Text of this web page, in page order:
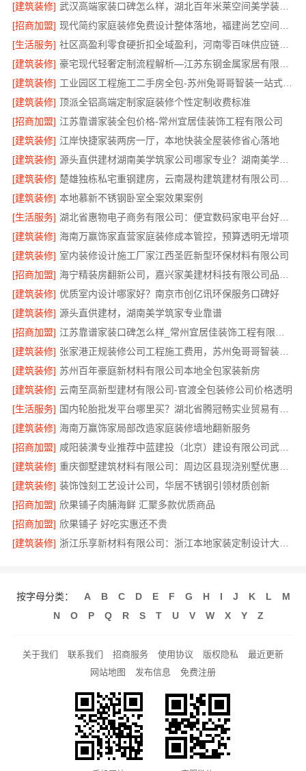
[建筑装修]
武汉高端家装口碑怎么样，湖北百年米莱空间美学装饰材料有限公司
[招商加盟]
[生活服务]
社区高盈利零食硬折扣全域盈利，河南零百味供应链有限公司
[建筑装修]
[建筑装修]
工业园区工程施工二手房全包-苏州兔哥哥智装一站式服务
[建筑装修] 顶派全铝高端定制家庭装修个性定制收费标准
[招商加盟] 江苏靠谱家装全包价格-常州宜居佳装饰工程有限公司
[建筑装修] 江岸快捷家装两房一厅，本地快装全屋装修省心落地
[建筑装修]
源头直供建材湖南美学筑家公司哪家专业？湖南美学筑家建材有限公司
[建筑装修]
[建筑装修] 本地慕新不锈钢卧室全案效果案例
[生活服务]
湖北省惠物电子商务有限公司：便宜数码家电平台好不好
[建筑装修] 海南万赢饰家直营家庭装修成本管控，预算透明无增项
[建筑装修] 室内装修设计施工厂家江西圣匠新型环保材料有限公司
[招商加盟]
[建筑装修] 优质室内设计哪家好？南京市创亿讯环保服务口碑好
[建筑装修] 源头直供建材，湖南美学筑家专业靠谱
[招商加盟]
[建筑装修]
张家港正规装修公司工程施工费用，苏州兔哥哥智装透明报价
[建筑装修] 苏州百年豪庭新材料有限公司本地全包家装新房
[建筑装修] 云南至高新型建材有限公司-官渡全包装修公司价格透明
[生活服务]
[建筑装修] 海南万赢饰家局部改造家庭装修墙地翻新服务
[招商加盟]
咸阳装潢专业推荐中蓝建投（北京）建设有限公司武功分公司
[建筑装修]
[建筑装修] 装饰蚀刻工艺设计公司，华居不锈钢引领材质创新
[招商加盟] 欣果铺子肉脯海鲜 汇聚多款优质商品
[招商加盟] 欣果铺子 好吃实惠还不贵
[建筑装修]
浙江乐享新材料有限公司：浙江本地家装定制设计大概报价
按字母分类： A B C D E F G H I J K L
M
N
O P Q R S T U V W X Y Z
关于我们 联系我们 招商服务 使用协议 版权隐私
最近更新
网站地图
发布信息 免费注册